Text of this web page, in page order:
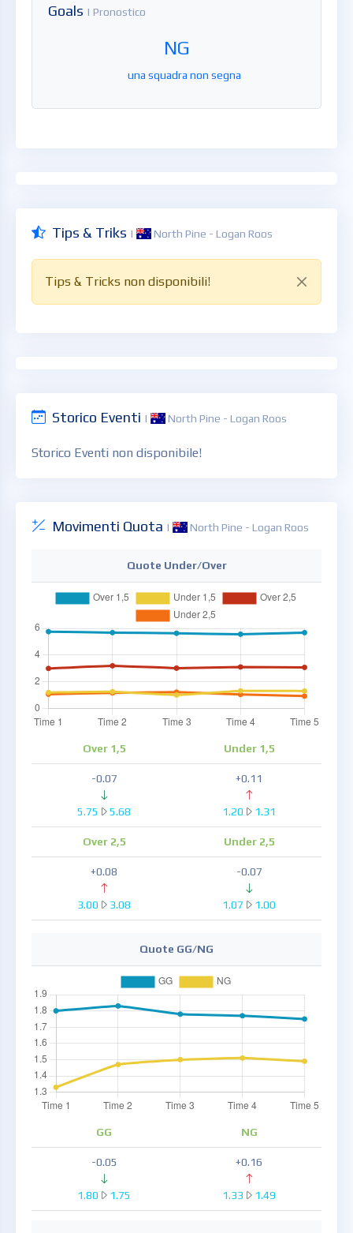
Goals | Pronostico
NG
una squadra non segna
Tips & Triks | North Pine - Logan Roos
Tips & Tricks non disponibili!
Storico Eventi | North Pine - Logan Roos
Storico Eventi non disponibile!
Movimenti Quota | North Pine - Logan Roos
Quote Under/Over
Over 1,5 Under 1,5
-0.07
5.75 5.68
+0.11
1.20 1.31
Over 2,5 Under 2,5
+0.08
3.00 3.08
-0.07
1.07 1.00
Quote GG/NG
GG NG
-0.05
1.80 1.75
+0.16
1.33 1.49